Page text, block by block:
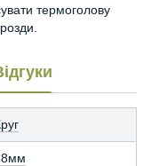
термоголову